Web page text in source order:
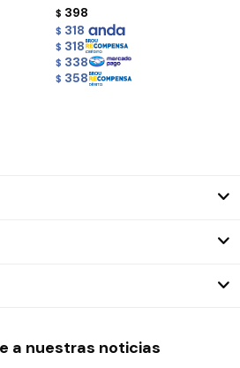
$ 398
$ 318
$ 318
$ 338
$ 358
a nuestras noticias